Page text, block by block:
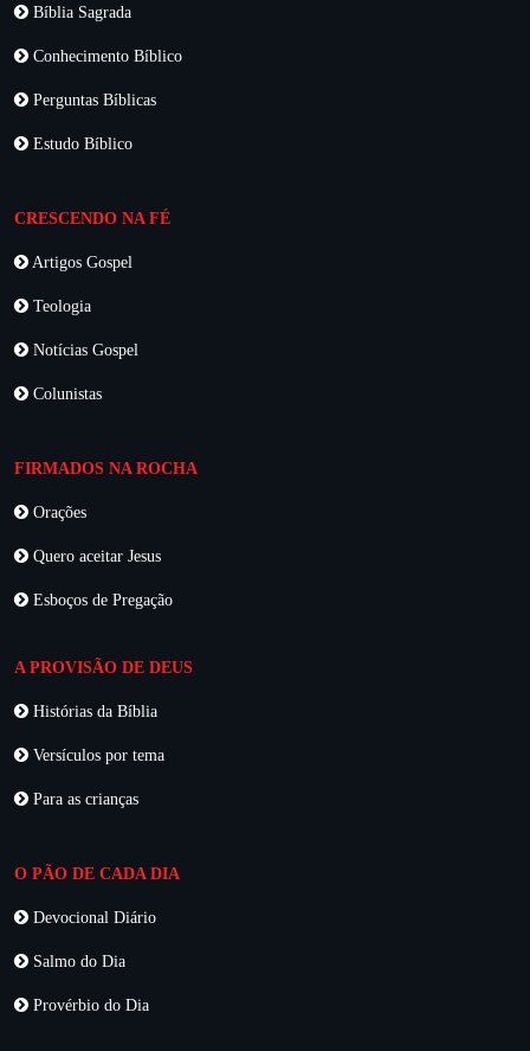
Bíblia Sagrada
Conhecimento Bíblico
Perguntas Bíblicas
Estudo Bíblico
CRESCENDO NA FÉ
Artigos Gospel
Teologia
Notícias Gospel
Colunistas
FIRMADOS NA ROCHA
Orações
Quero aceitar Jesus
Esboços de Pregação
A PROVISÃO DE DEUS
Histórias da Bíblia
Versículos por tema
Para as crianças
O PÃO DE CADA DIA
Devocional Diário
Salmo do Dia
Provérbio do Dia